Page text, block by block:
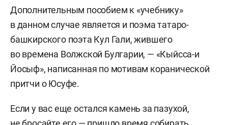
Дополнительным пособием к «учебнику»
в данном случае является и поэма татаро-
башкирского поэта Кул Гали, жившего
во времена Волжской Булгарии, — «Кыйсса-и
Йосыф», написанная по мотивам коранической
притчи о Юсуфе.
Если у вас еще остался камень за пазухой,